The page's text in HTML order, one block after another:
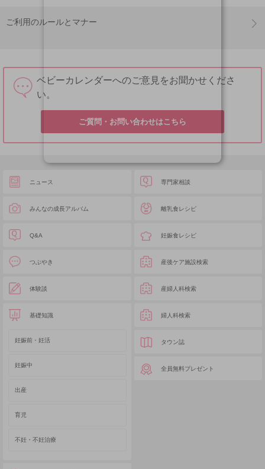
ご利用のルールとマナー
ベビーカレンダーへのご意見をお聞かせくださ
い。
ご質問・お問い合わせはこちら
ニュース
みんなの成長アルバム
Q&A
つぶやき
体験談
基礎知識
妊娠前・妊活
妊娠中
出産
育児
不妊・不妊治療
専門家相談
離乳食レシピ
妊娠食レシピ
産後ケア施設検索
産婦人科検索
婦人科検索
タウン誌
全員無料プレゼント